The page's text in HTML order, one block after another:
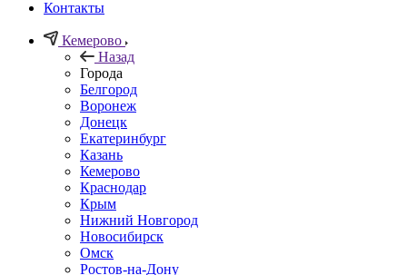
Контакты
Кемерово
Назад
Города
Белгород
Воронеж
Донецк
Екатеринбург
Казань
Кемерово
Краснодар
Крым
Нижний Новгород
Новосибирск
Омск
Ростов-на-Дону